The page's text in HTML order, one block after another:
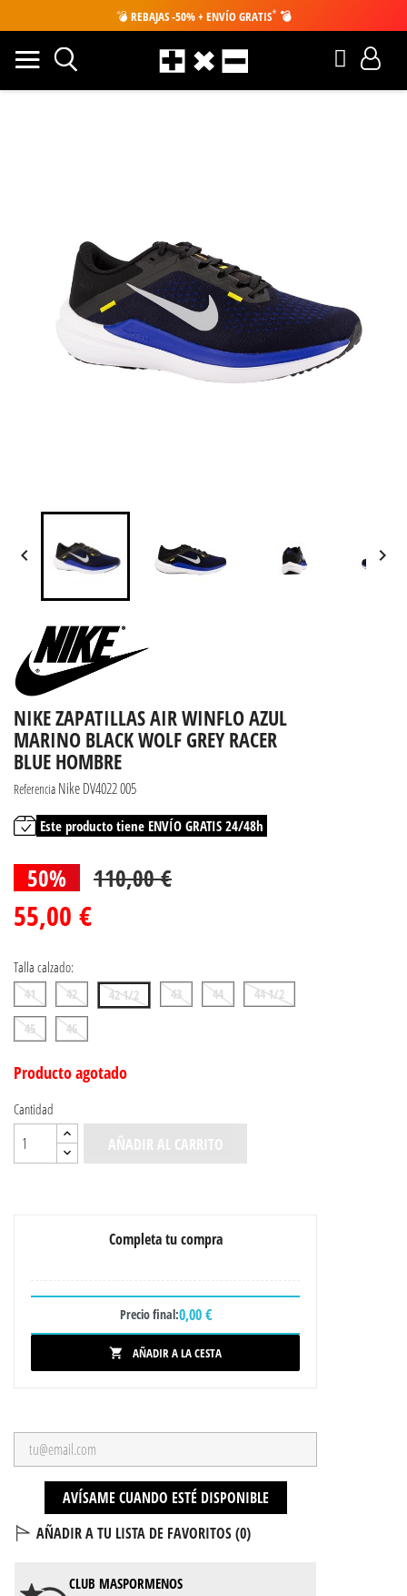
💣 REBAJAS -50% + ENVÍO GRATIS* 💣
 
NIKE ZAPATILLAS AIR WINFLO AZUL
MARINO BLACK WOLF GREY RACER
BLUE HOMBRE
Referencia Nike DV4022 005
Este producto tiene ENVÍO GRATIS 24/48h
50% 110,00 €
55,00 €
Talla calzado:
41 42 42 1/2 43 44
44 1/2
45
46
Producto agotado
Cantidad
AÑADIR AL CARRITO
Completa tu compra
Precio final:0,00 €
 AÑADIR A LA CESTA
AVÍSAME CUANDO ESTÉ DISPONIBLE
AÑADIR A TU LISTA DE FAVORITOS (0)
CLUB MASPORMENOS